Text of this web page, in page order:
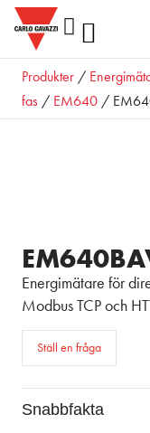
Produkter /
fas / EM640 /
Energimätare för
Modbus TCP och
Ställ en fråga
Snabbfakta